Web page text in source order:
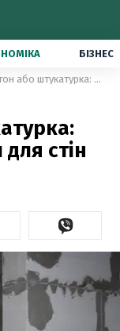
БІЗНЕС
Гіпсокартон або штукатурка: який варіант вибрати для стін
стін